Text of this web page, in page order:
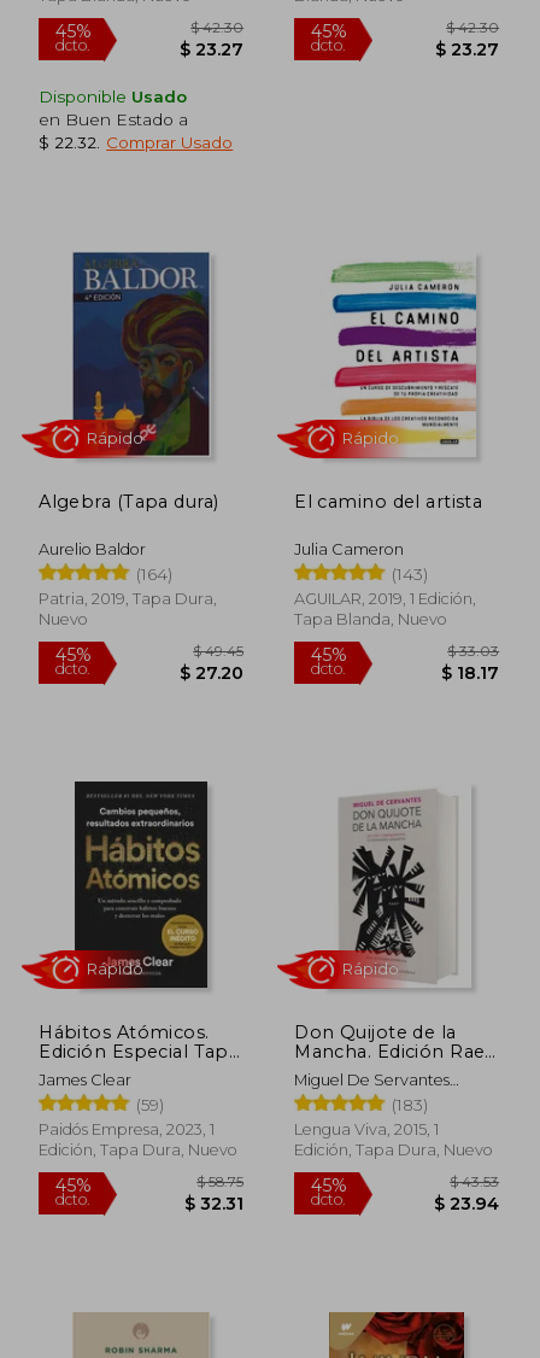
45% $ 42.30
Rápido
Disponible Usado
en Buen Estado a
$ 22.32
Comprar Usado
45%
Rápido
Algebra (Tapa dura)
Aurelio Baldor
(164)
Patria, 2019, Tapa Dura,
Nuevo
45% $ 49.45
Rápido
El camino del artista
Julia Cameron
(143)
AGUILAR, 2019, 1 Edición,
Tapa Blanda, Nuevo
45% $
Rápido
Hábitos Atómicos.
Edición Especial Tapa
Dura
James Clear
(59)
Paidós Empresa, 2023, 1
Edición, Tapa Dura, Nuevo
Don Quijote de la
Mancha. Edición Rae /
Don Quixote de la
Mancha. Rae
Miguel De Servantes
Saavedra
(183)
Lengua Viva, 2015, 1
Edición, Tapa Dura, Nuevo